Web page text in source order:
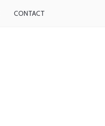
CONTACT